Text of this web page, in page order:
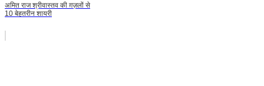
अमित राज श्रीवास्तव की ग़ज़लों से
10 बेहतरीन शायरी